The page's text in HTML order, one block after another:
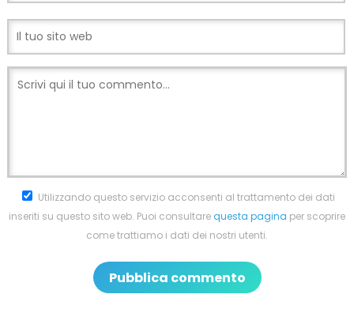
Utilizzando questo servizio acconsenti al trattamento dei dati
inseriti su questo sito web. Puoi consultarequesta pagina per scoprire
come trattiamo i dati dei nostri utenti.